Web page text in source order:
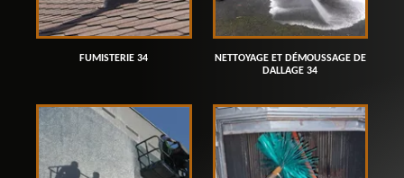
FUMISTERIE 34
NETTOYAGE ET DÉMOUSSAGE DE
DALLAGE 34